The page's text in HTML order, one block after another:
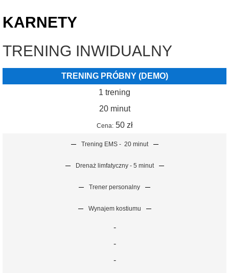
KARNETY
TRENING INWIDUALNY
TRENING PRÓBNY (DEMO)
1 trening
20 minut
Cena:50 zł
Trening EMS - 20 minut
Drenaż limfatyczny - 5 minut
Trener personalny
Wynajem kostiumu
-
-
-